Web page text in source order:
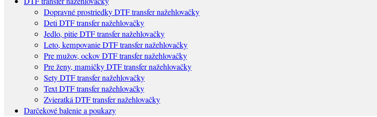
Dopravné prostriedky DTF transfer nažehlovačky
Deti DTF transfer nažehlovačky
Jedlo, pitie DTF transfer nažehlovačky
Leto, kempovanie DTF transfer nažehlovačky
Pre mužov, ockov DTF transfer nažehlovačky
Pre ženy, mamičky DTF transfer nažehlovačky
Sety DTF transfer nažehlovačky
Text DTF transfer nažehlovačky
Zvieratká DTF transfer nažehlovačky
Darčekové balenie a poukazy